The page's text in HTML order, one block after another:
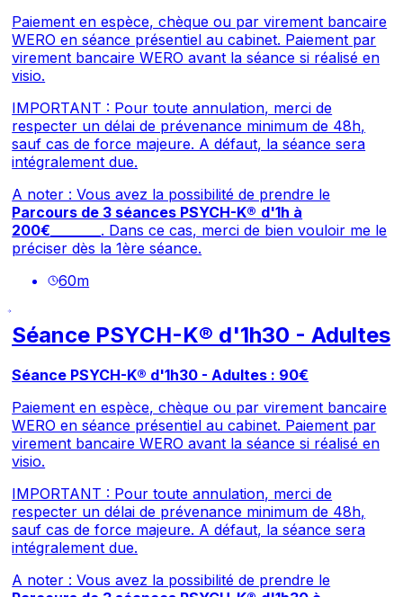
Paiement en espèce, chèque ou par virement bancaire
WERO en séance présentiel au cabinet. Paiement par
virement bancaire WERO avant la séance si réalisé en
visio.
IMPORTANT : Pour toute annulation, merci de
respecter un délai de prévenance minimum de 48h,
sauf cas de force majeure. A défaut, la séance sera
intégralement due.
A noter : Vous avez la possibilité de prendre le
Parcours de 3 séances PSYCH-K® d'1h à
200€ ________. Dans ce cas, merci de bien vouloir me le
préciser dès la 1ère séance.
60m
Séance PSYCH-K® d'1h30 - Adultes
Séance PSYCH-K® d'1h30 - Adultes : 90€
Paiement en espèce, chèque ou par virement bancaire
WERO en séance présentiel au cabinet. Paiement par
virement bancaire WERO avant la séance si réalisé en
visio.
IMPORTANT : Pour toute annulation, merci de
respecter un délai de prévenance minimum de 48h,
sauf cas de force majeure. A défaut, la séance sera
intégralement due.
A noter : Vous avez la possibilité de prendre le